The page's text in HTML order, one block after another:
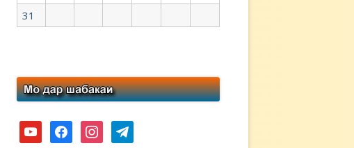
31
youtubefacebookinstagramtelegram